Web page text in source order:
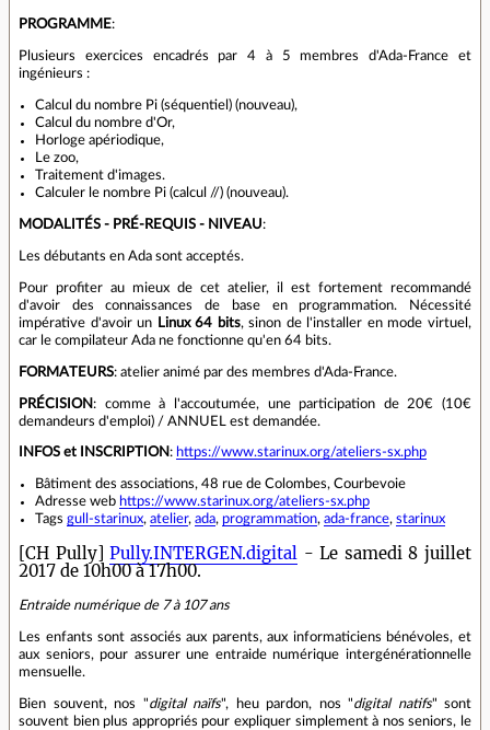
PROGRAMME:
Plusieurs exercices encadrés par 4 à 5 membres d'Ada-France et
ingénieurs :
Calcul du nombre Pi (séquentiel) (nouveau),
Calcul du nombre d'Or,
Horloge apériodique,
Le zoo,
Traitement d'images.
Calculer le nombre Pi (calcul //) (nouveau).
MODALITÉS - PRÉ-REQUIS - NIVEAU:
Les débutants en Ada sont acceptés.
Pour profiter au mieux de cet atelier, il est fortement recommandé
d'avoir des connaissances de base en programmation. Nécessité
impérative d'avoir un
Linux 64 bits, sinon de l'installer en mode virtuel,
car le compilateur Ada ne fonctionne qu'en 64 bits.
FORMATEURS: atelier animé par des membres d'Ada-France.
PRÉCISION: comme à l'accoutumée, une participation de 20€ (10€
demandeurs d'emploi) / ANNUEL est demandée.
INFOS et INSCRIPTION: https://www.starinux.org/ateliers-sx.php
Bâtiment des associations, 48 rue de Colombes, Courbevoie
Adresse web https://www.starinux.org/ateliers-sx.php
Tags gull-starinux, atelier, ada, programmation, ada-france, starinux
[CH Pully]Pully.INTERGEN.digital - Le samedi 8 juillet
2017 de 10h00 à 17h00.
Entraide numérique de 7 à 107 ans
Les enfants sont associés aux parents, aux informaticiens bénévoles, et
aux seniors, pour assurer une entraide numérique intergénérationnelle
mensuelle.
Bien souvent, nos "digital naïfs", heu pardon, nos "digital natifs" sont
souvent bien plus appropriés pour expliquer simplement à nos seniors, le